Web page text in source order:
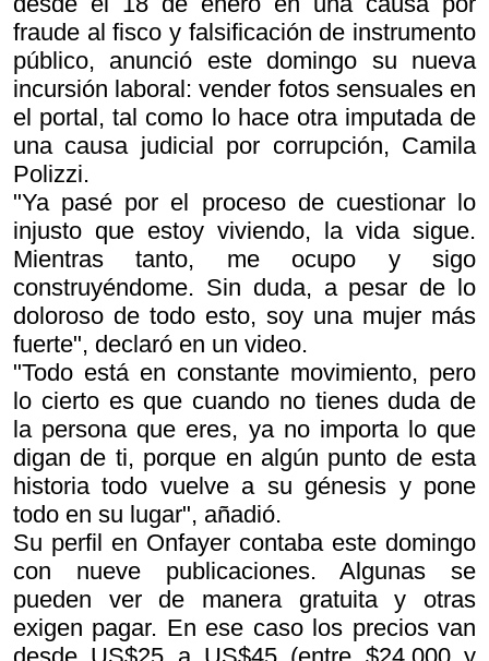
fraude al fisco y falsificación de instrumento
público, anunció este domingo su nueva
incursión laboral: vender fotos sensuales en
el portal, tal como lo hace otra imputada de
una causa judicial por corrupción, Camila
Polizzi.
"Ya pasé por el proceso de cuestionar lo
injusto que estoy viviendo, la vida sigue.
Mientras tanto, me ocupo y sigo
construyéndome. Sin duda, a pesar de lo
doloroso de todo esto, soy una mujer más
fuerte", declaró en un video.
"Todo está en constante movimiento, pero
lo cierto es que cuando no tienes duda de
la persona que eres, ya no importa lo que
digan de ti, porque en algún punto de esta
historia todo vuelve a su génesis y pone
todo en su lugar", añadió.
Su perfil en Onfayer contaba este domingo
con nueve publicaciones. Algunas se
pueden ver de manera gratuita y otras
exigen pagar. En ese caso los precios van